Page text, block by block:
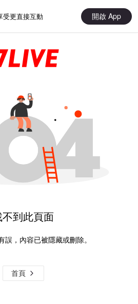
受更直接互動 開啟 App
到此頁面
誤，內容已被隱藏或刪除。
首頁